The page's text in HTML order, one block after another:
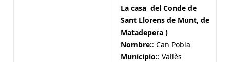
La casa del Conde de
Sant Llorens de Munt, de
Matadepera )
Nombre:: Can Pobla
Municipio:: Vallès